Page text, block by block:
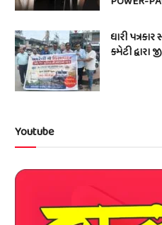
ધારી
કમેટી
Youtube